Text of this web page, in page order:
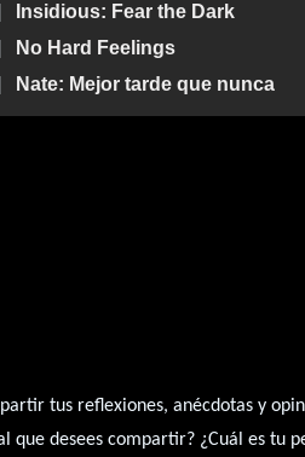
Insidious: Fear the Dark
No Hard Feelings
Nate: Mejor tarde que nunca
tus reflexiones, anécdotas y
que desees compartir? ¿Cuál es tu